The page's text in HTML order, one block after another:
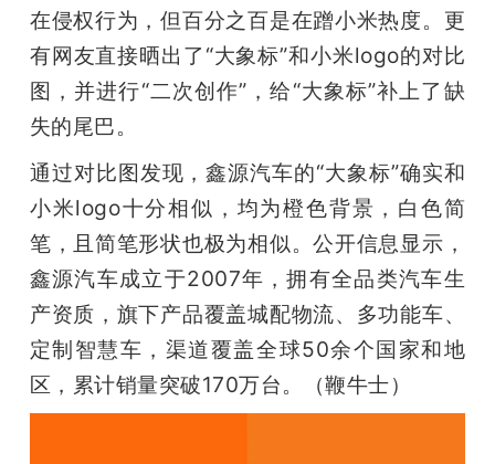
在侵权行为，但百分之百是在蹭小米热度。更
有网友直接晒出了“大象标”和小米logo的对比
图，并进行“二次创作”，给“大象标”补上了缺
失的尾巴。
通过对比图发现，鑫源汽车的“大象标”确实和
小米logo十分相似，均为橙色背景，白色简
笔，且简笔形状也极为相似。公开信息显示，
鑫源汽车成立于2007年，拥有全品类汽车生
产资质，旗下产品覆盖城配物流、多功能车、
定制智慧车，渠道覆盖全球50余个国家和地
区，累计销量突破170万台。（鞭牛士）